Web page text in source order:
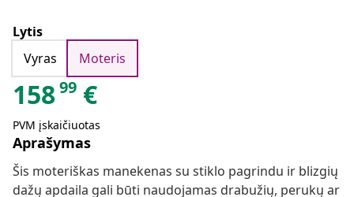
Lytis
Vyras
Moteris
15899 €
PVM įskaičiuotas
Aprašymas
Šis moteriškas manekenas su stiklo pagrindu ir blizgių
dažų apdaila gali būti naudojamas drabužių, perukų ar